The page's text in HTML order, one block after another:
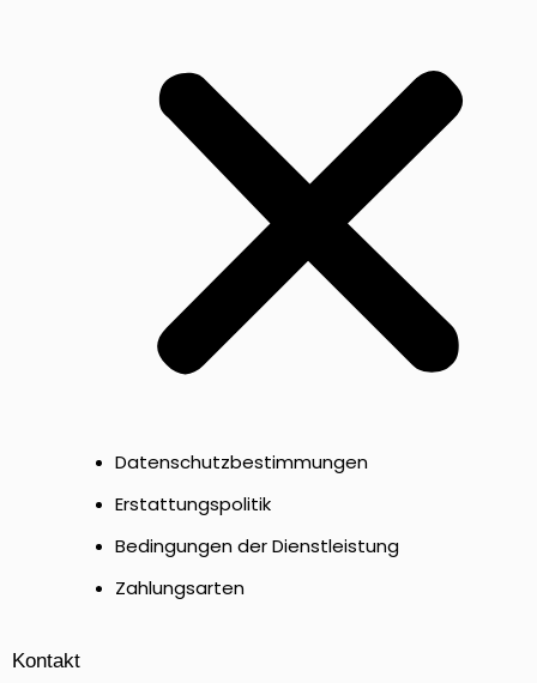
Datenschutzbestimmungen
Erstattungspolitik
Bedingungen der Dienstleistung
Zahlungsarten
Kontakt